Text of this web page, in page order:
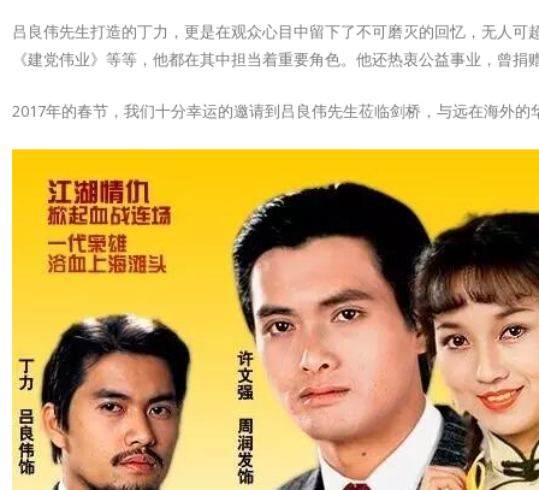
吕良伟先生打造的丁力，更是在观众心目中留下了不可磨灭的回忆，无人
《建党伟业》等等，他都在其中担当着重要角色。他还热衷公益事业，曾
2017年的春节，我们十分幸运的邀请到吕良伟先生莅临剑桥，与远在海外